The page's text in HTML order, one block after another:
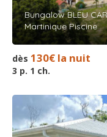
Bungalow BLEU
Martinique Piscine
dès 130€ la nuit
3 p. 1 ch.